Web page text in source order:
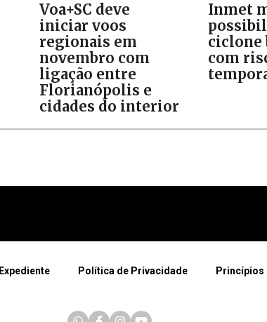
Voa+SC deve
iniciar voos
regionais em
novembro com
ligação entre
Florianópolis e
cidades do interior
Inmet
ciclone
com
Expediente Política de Privacidade Princípios